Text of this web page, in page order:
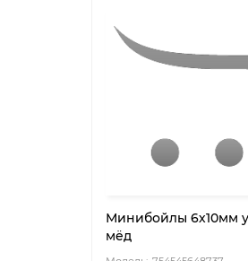
Минибойлы 6х10мм
мёд